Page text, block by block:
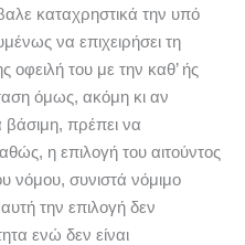
καταχρηστικά την υπό
να επιχειρήσει τη
οφειλή του με την καθ’ ής
όμως, ακόμη κι αν
βάσιμη, πρέπει να
η επιλογή του αιτούντος
νόμου, συνιστά νόμιμο
την επιλογή δεν
ενώ δεν είναι